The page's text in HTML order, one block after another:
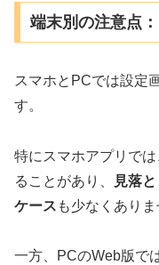
端末別の注意点
スマホとPCでは設定
す。
特にスマホアプリで
ることがあり、
見落
ケース も少なくありま
一方、PCのWeb版で